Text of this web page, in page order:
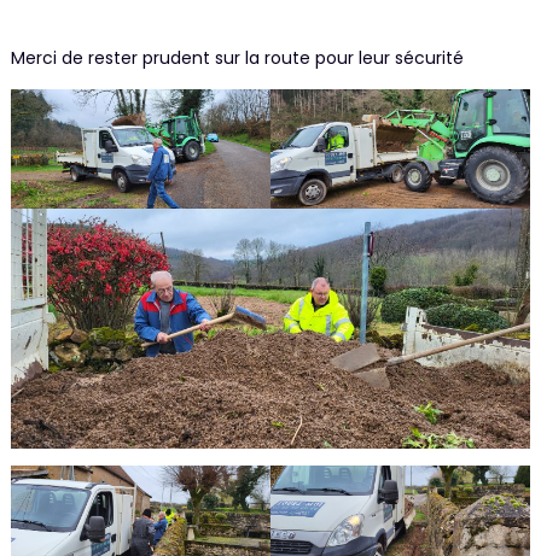
Merci de rester prudent sur la route pour leur sécurité